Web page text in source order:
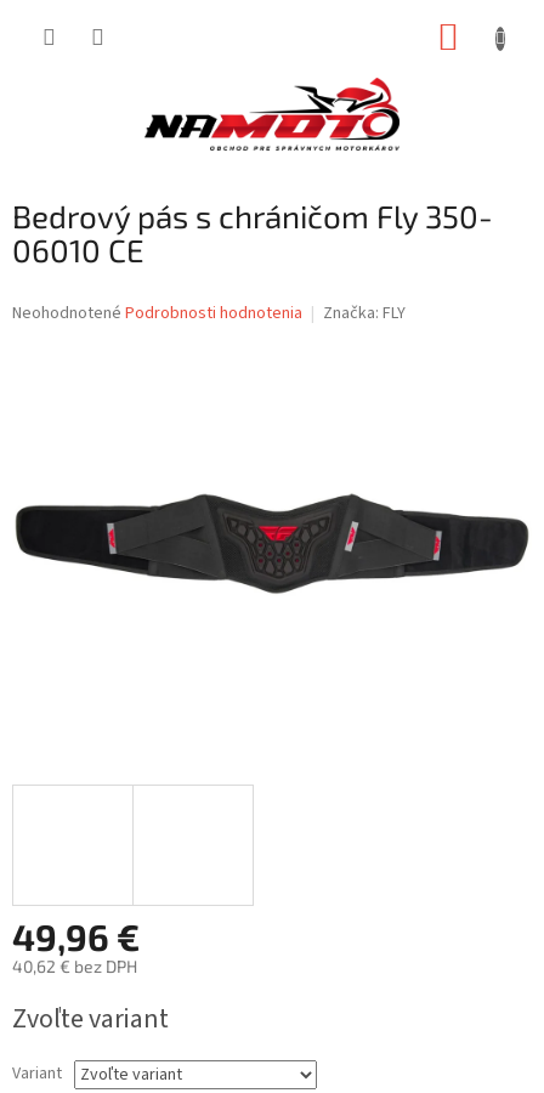
Bedrový pás s chráničom Fly 350-
06010 CE
Priemerné
Neohodnotené Podrobnosti hodnotenia Značka: FLY
49,96 €
40,62 € bez DPH
cena:
Zvoľte variant
Variant